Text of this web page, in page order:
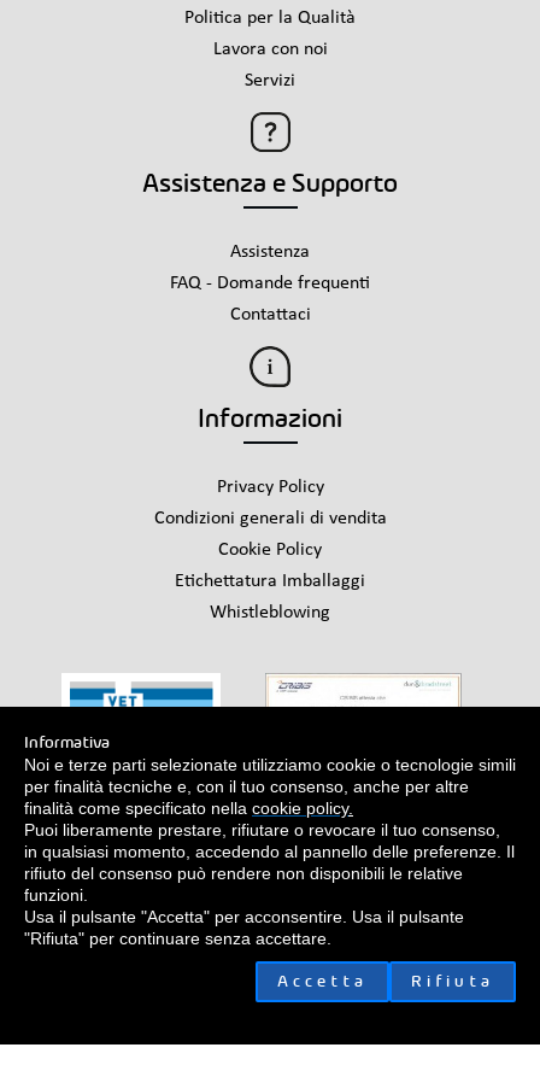
Informativa
Noi e terze parti selezionate utilizziamo cookie o tecnologie simili
per finalità tecniche e, con il tuo consenso, anche per altre
finalità come specificato nella cookie policy.
Puoi liberamente prestare, rifiutare o revocare il tuo consenso,
in qualsiasi momento, accedendo al pannello delle preferenze. Il
rifiuto del consenso può rendere non disponibili le relative
funzioni.
Usa il pulsante "Accetta" per acconsentire. Usa il pulsante
"Rifiuta" per continuare senza accettare.
Accetta Rifiuta
Politica per la Qualità
Lavora con noi
Servizi
Assistenza e Supporto
Assistenza
FAQ - Domande frequenti
Contattaci
Informazioni
Privacy Policy
Condizioni generali di vendita
Cookie Policy
Etichettatura Imballaggi
Whistleblowing
Email:info@alcyonitalia.com|Numero Verde: 800 062865 |
Sede di Cherasco- Via del Lavoro 110, 12062 Cherasco (CN)
Sede di Roma- Via Nicotera 29, 00195 Roma